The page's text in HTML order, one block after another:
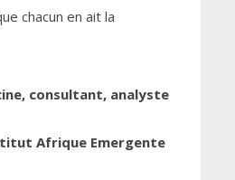
chacun en ait la
consultant, analyste
Afrique Emergente